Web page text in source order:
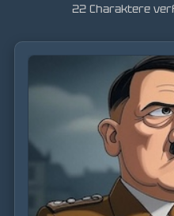
22 Charaktere